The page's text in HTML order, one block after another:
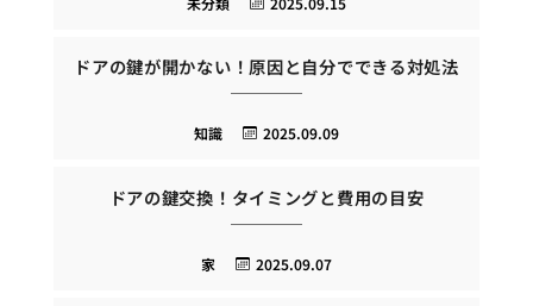
ドアの鍵が開かない！原因と自分でできる対処法
2025.09.09
知識
ドアの鍵交換！タイミングと費用の目安
2025.09.07
家